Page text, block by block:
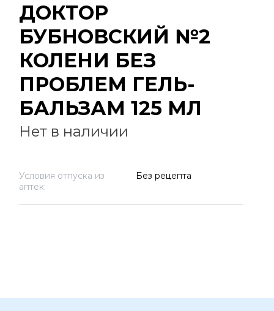
ДОКТОР
БУБНОВСКИЙ №2
КОЛЕНИ БЕЗ
ПРОБЛЕМ ГЕЛЬ-
БАЛЬЗАМ 125 МЛ
Нет в наличии
Условия отпуска из
аптек:
Без рецепта